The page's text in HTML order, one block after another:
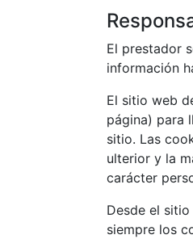
El prestador
información
El sitio web
página) para
sitio. Las
ulterior y la
carácter
Desde el
siempre los